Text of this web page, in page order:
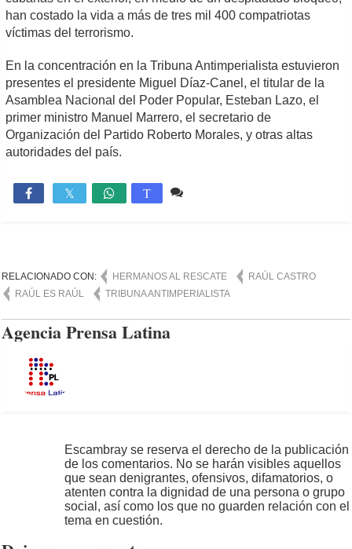
han costado la vida a más de tres mil 400 compatriotas
víctimas del terrorismo.
En la concentración en la Tribuna Antimperialista estuvieron
presentes el presidente Miguel Díaz-Canel, el titular de la
Asamblea Nacional del Poder Popular, Esteban Lazo, el
primer ministro Manuel Marrero, el secretario de
Organización del Partido Roberto Morales, y otras altas
autoridades del país.
 T
RELACIONADO CON: HERMANOS AL RESCATE
RAÚL CASTRO
RAÚL ES RAÚL
TRIBUNA ANTIMPERIALISTA
Agencia Prensa Latina
Escambray se reserva el derecho de la publicación
de los comentarios. No se harán visibles aquellos
que sean denigrantes, ofensivos, difamatorios, o
atenten contra la dignidad de una persona o grupo
social, así como los que no guarden relación con el
tema en cuestión.